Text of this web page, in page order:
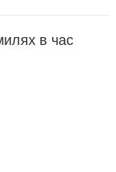
в час